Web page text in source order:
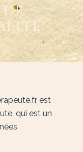
est
qui est un